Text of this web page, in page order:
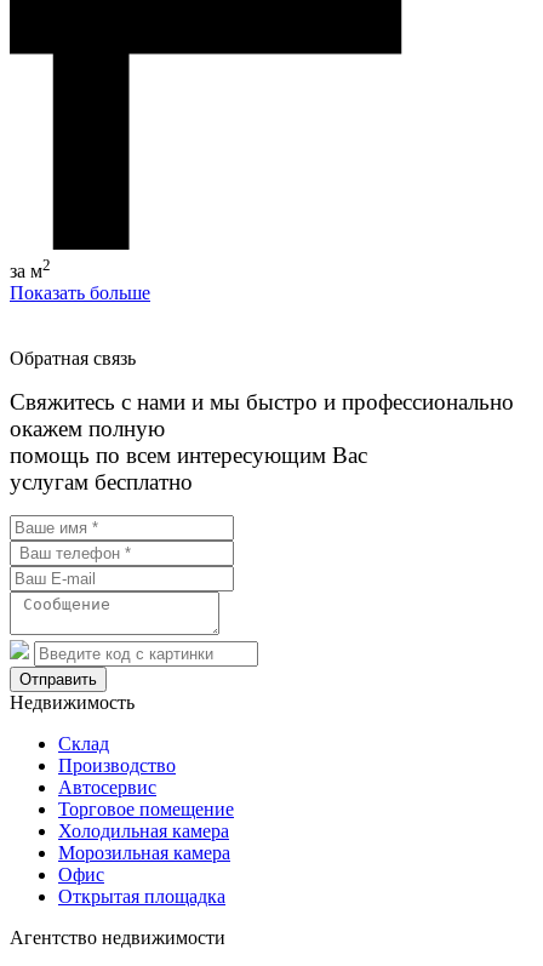
за м2
Показать больше
Обратная связь
Свяжитесь с нами и мы быстро и профессионально
окажем полную
помощь по всем интересующим Вас
услугам бесплатно
Отправить
Недвижимость
Склад
Производство
Автосервис
Торговое помещение
Холодильная камера
Морозильная камера
Офис
Открытая площадка
Агентство недвижимости